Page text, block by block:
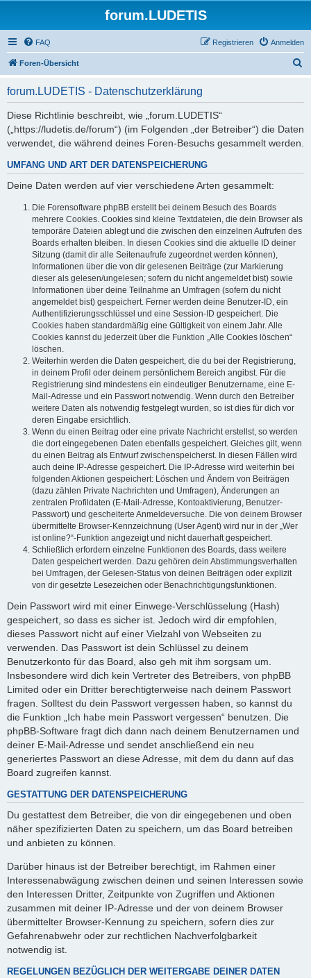
forum.LUDETIS
FAQ Anmelden
Registrieren
Foren-Übersicht
forum.LUDETIS - Datenschutzerklärung
Diese Richtlinie beschreibt, wie „forum.LUDETIS“
(„https://ludetis.de/forum“) (im Folgenden „der Betreiber“) die Daten
verwendet, die während deines Foren-Besuchs gesammelt werden.
UMFANG UND ART DER DATENSPEICHERUNG
Deine Daten werden auf vier verschiedene Arten gesammelt:
Die Forensoftware phpBB erstellt bei deinem Besuch des Boards
mehrere Cookies. Cookies sind kleine Textdateien, die dein Browser als
temporäre Dateien ablegt und die zwischen den einzelnen Aufrufen des
Boards erhalten bleiben. In diesen Cookies sind die aktuelle ID deiner
Sitzung (damit dir alle Seitenaufrufe zugeordnet werden können),
Informationen über die von dir gelesenen Beiträge (zur Markierung
dieser als gelesen/ungelesen; sofern du nicht angemeldet bist) sowie
Informationen über deine Teilnahme an Umfragen (sofern du nicht
angemeldet bist) gespeichert. Ferner werden deine Benutzer-ID, ein
Authentifizierungsschlüssel und eine Session-ID gespeichert. Die
Cookies haben standardmäßig eine Gültigkeit von einem Jahr. Alle
Cookies kannst du jederzeit über die Funktion „Alle Cookies löschen“
löschen.
Weiterhin werden die Daten gespeichert, die du bei der Registrierung,
in deinem Profil oder deinem persönlichem Bereich angibst. Für die
Registrierung sind mindestens ein eindeutiger Benutzername, eine E-
Mail-Adresse und ein Passwort notwendig. Wenn durch den Betreiber
weitere Daten als notwendig festgelegt wurden, so ist dies für dich vor
deren Eingabe ersichtlich.
Wenn du einen Beitrag oder eine private Nachricht erstellst, so werden
die dort eingegebenen Daten ebenfalls gespeichert. Gleiches gilt, wenn
du einen Beitrag als Entwurf zwischenspeicherst. In diesen Fällen wird
auch deine IP-Adresse gespeichert. Die IP-Adresse wird weiterhin bei
folgenden Aktionen gespeichert: Löschen und Ändern von Beiträgen
(dazu zählen Private Nachrichten und Umfragen), Änderungen an
zentralen Profildaten (E-Mail-Adresse, Kontoaktivierung, Benutzer-
Passwort) und gescheiterte Anmeldeversuche. Die von deinem Browser
übermittelte Browser-Kennzeichnung (User Agent) wird nur in der „Wer
ist online?“-Funktion angezeigt und nicht dauerhaft gespeichert.
Schließlich erfordern einzelne Funktionen des Boards, dass weitere
Daten gespeichert werden. Dazu gehören dein Abstimmungsverhalten
bei Umfragen, der Gelesen-Status von deinen Beiträgen oder explizit
von dir gesetzte Lesezeichen oder Benachrichtigungsfunktionen.
Dein Passwort wird mit einer Einwege-Verschlüsselung (Hash)
gespeichert, so dass es sicher ist. Jedoch wird dir empfohlen,
dieses Passwort nicht auf einer Vielzahl von Webseiten zu
verwenden. Das Passwort ist dein Schlüssel zu deinem
Benutzerkonto für das Board, also geh mit ihm sorgsam um.
Insbesondere wird dich kein Vertreter des Betreibers, von phpBB
Limited oder ein Dritter berechtigterweise nach deinem Passwort
fragen. Solltest du dein Passwort vergessen haben, so kannst du
die Funktion „Ich habe mein Passwort vergessen“ benutzen. Die
phpBB-Software fragt dich dann nach deinem Benutzernamen und
deiner E-Mail-Adresse und sendet anschließend ein neu
generiertes Passwort an diese Adresse, mit dem du dann auf das
Board zugreifen kannst.
GESTATTUNG DER DATENSPEICHERUNG
Du gestattest dem Betreiber, die von dir eingegebenen und oben
näher spezifizierten Daten zu speichern, um das Board betreiben
und anbieten zu können.
Darüber hinaus ist der Betreiber berechtigt, im Rahmen einer
Interessenabwägung zwischen deinen und seinen Interessen sowie
den Interessen Dritter, Zeitpunkte von Zugriffen und Aktionen
zusammen mit deiner IP-Adresse und der von deinem Browser
übermittelter Browser-Kennung zu speichern, sofern dies zur
Gefahrenabwehr oder zur rechtlichen Nachverfolgbarkeit
notwendig ist.
REGELUNGEN BEZÜGLICH DER WEITERGABE DEINER DATEN